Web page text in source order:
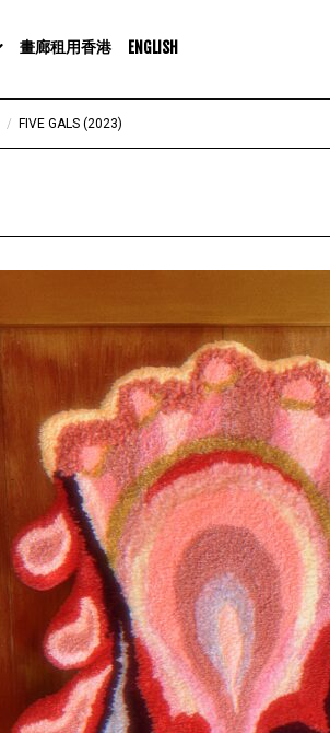
畫廊租用香港 ENGLISH
/ FIVE GALS (2023)